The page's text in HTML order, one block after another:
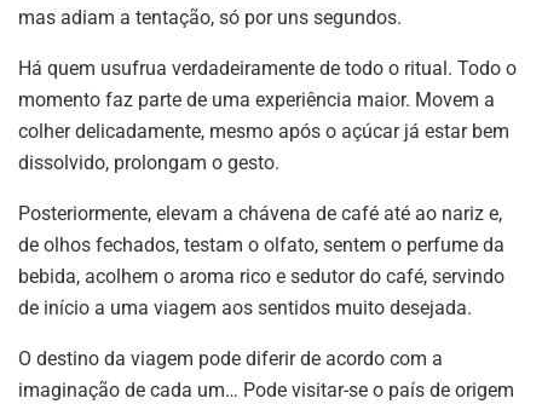
mas adiam a tentação, só por uns segundos.
Há quem usufrua verdadeiramente de todo o ritual. Todo o
momento faz parte de uma experiência maior. Movem a
colher delicadamente, mesmo após o açúcar já estar bem
dissolvido, prolongam o gesto.
Posteriormente, elevam a chávena de café até ao nariz e,
de olhos fechados, testam o olfato, sentem o perfume da
bebida, acolhem o aroma rico e sedutor do café, servindo
de início a uma viagem aos sentidos muito desejada.
O destino da viagem pode diferir de acordo com a
imaginação de cada um… Pode visitar-se o país de origem